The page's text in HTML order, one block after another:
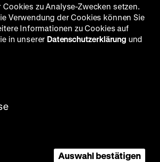
zu Analyse-Zwecken setzen.
Verwendung der Cookies können Sie
Informationen zu Cookies auf
in unserer Datenschutzerklärung und
Auswahl bestätigen